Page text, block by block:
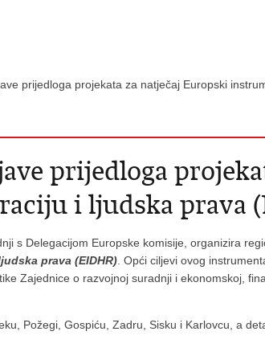
prijedloga projekata za natječaj Europski
prijedloga
i ljudska prava
s Delegacijom Europske komisije, organizira
prava (EIDHR) . Opći ciljevi ovog
Zajednice o razvojnoj suradnji i ekonomskoj,
Požegi, Gospiću, Zadru, Sisku i Karlovcu, a